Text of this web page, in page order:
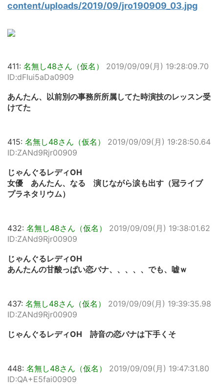
content/uploads/2019/09/jro190909_03.jpg
411: 名無し48さん（仮名）
2019/09/09(月) 19:28:09.70
ID:dFIui5aDa0909
あんたん、以前別の事務所所属してた時演技のレッスン受
けてた
415: 名無し48さん（仮名）
2019/09/09(月) 19:28:50.64
ID:ZANd9Rjr00909
じゃんぐるレディOH
女優 あんたん、なる 演じながら涙も出す（冠ライブ
プラネタリウム）
432: 名無し48さん（仮名）
2019/09/09(月) 19:38:01.62
ID:ZANd9Rjr00909
じゃんぐるレディOH
あんたんの甘酸っぱい恋バナ、、、、、でも、嘘ｗ
437: 名無し48さん（仮名）
2019/09/09(月) 19:39:35.98
ID:ZANd9Rjr00909
じゃんぐるレディOH 詩音の恋バナは下手くそ
448: 名無し48さん（仮名）
2019/09/09(月) 19:47:31.80
ID:QA+E5fai00909